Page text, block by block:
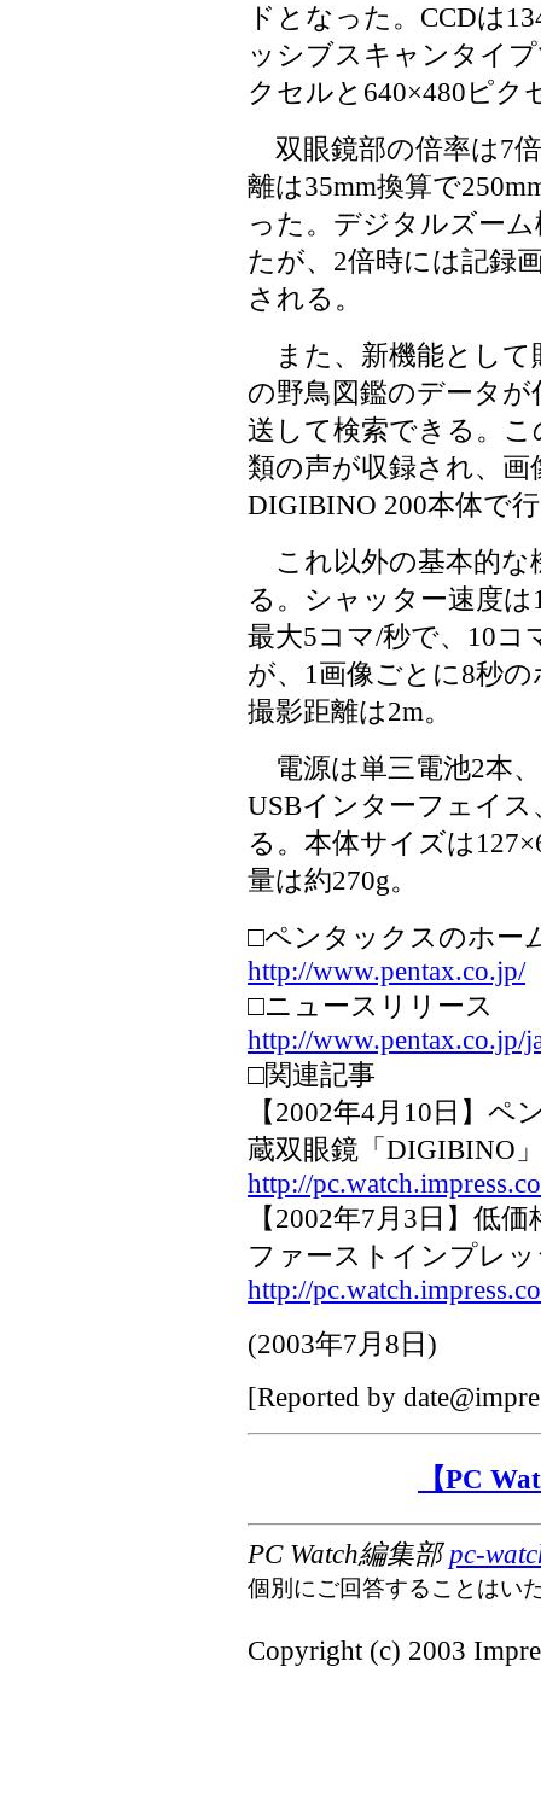
ドとなった。CCDは
ッシブスキャンタイ
クセルと640×480ピク
双眼鏡部の倍率は7
離は35mm換算で
った。デジタルズー
たが、2倍時には記録
される。
また、新機能として
の野鳥図鑑のデータ
送して検索できる。
類の声が収録され、
DIGIBINO 200本体で
これ以外の基本的な
る。シャッター速度は
最大5コマ/秒で、10コ
が、1画像ごとに8秒
撮影距離は2m。
電源は単三電池2本
USBインターフェイ
る。本体サイズは
量は約270g。
□ペンタックスのホー
http://www.pentax.co.jp/
□ニュースリリース
http://www.pentax.co.jp/
□関連記事
【2002年4月10日】
蔵双眼鏡「DIGIBINO
http://
【2002年7月3日】低
ファーストインプレ
http://
(2003年7月8日 )
[Reported by
【PC
PC Watch編集部pc-
個別にご回答することはい
Copyright (c) 2003